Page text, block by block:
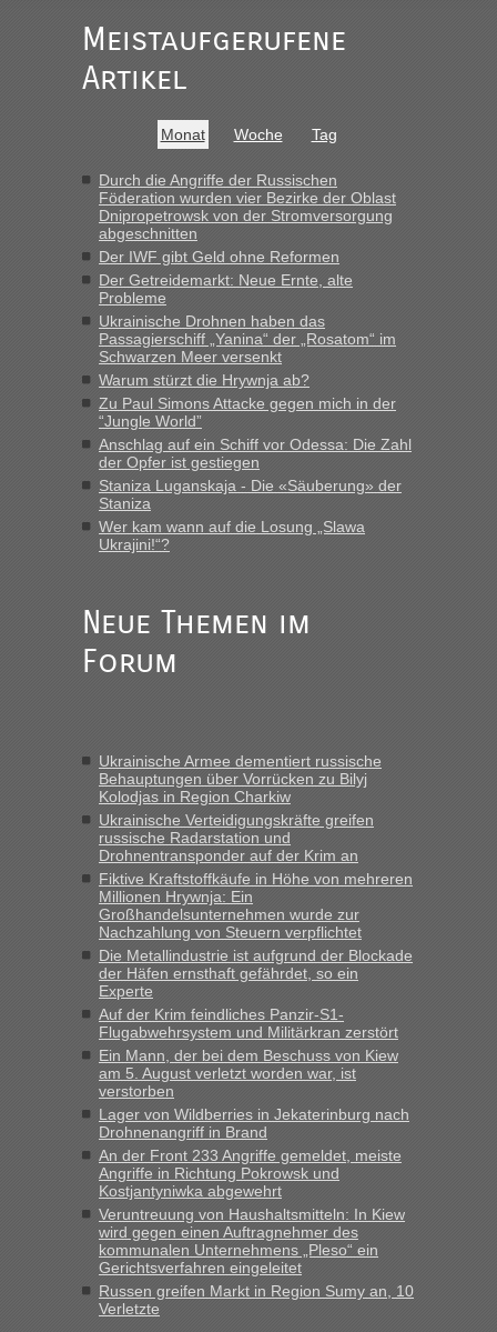
Ist korrekt, aber ich finde man hätte trotzdem im Text gleich
darauf hinweisen können.
War aber nicht "böse" gemeint ...
buchbar - warum auch immer ...
Hab´s versucht - bekomme aber immer angezeigt "auf dieser
Strecke fahren wir nicht"
MHG1023 inBerichte und Reisetipps • Re: Mit dem Zug in
die Ukraine
„Man sollte aber explizit dazu schreiben, daß es ein Zug von
LeoExpress ist - und nur auf deren Webseite kann man die
Fahrkarten kaufen. Zumindest ist es die erste Umsteigefreie
Verbindung von Deutschland...“
Recht, Visa und Dokumente • Re: Deklaration
gebrauchter Kleidung beim Zoll
„Vielen Dank, mit einem Briefchen meiner Frau im Gepäck
gab es keine Probleme“
fast 11 Milliarden aufgedeckt
„Am besten wäre natürlich, wenn die Frau mit dabei ist.
Alleinreisende Männer stehen schließlich immer unter
Milliarden aufgedeckt
„Kein Zoll. Du musst an sich nur sagen dass das privat ist
und du nicht damit handeln willst. So lange das nicht
Originalverpackt ist und ersichlich das nicht neu sollte es
keine Probleme geben“
Recht, Visa und Dokumente • Deklaration
gebrauchter Kleidung beim Zoll
„Hallo Leute, ich weiß nicht, ob ich hier richtig bin mit meiner
Anfrage. Ich möchte 4 Umzugskartons mit gebrauchter
Straßen Kleidung bei der Einreise in die Ukraine
mitnehmen. Es ist gebrauchte Kleidung...“
Berichte und Reisetipps • Re: An welchem
Grenzübergang zwischen Polen und der Ukraine geht es am
schnellsten?
„Wir sind mit unserem Wohnmobil, wie geplant am Montag
15.6. in Krakovets rüber. Sehr zeitig los gegen 5 Uhr in der
Früh. Mit sehr sehr wenig Verkehr, super bis zur Grenze. Nur
8 PKW vor der Schranke....“
Berichte und Reisetipps • Re: An welchem
Grenzübergang zwischen Polen und der Ukraine geht es am
schnellsten?
„Gestern 6 Stunden warten vor der Grenze Richtung Polen
Meistaufgerufene
Artikel
Monat Woche Tag
Durch die Angriffe der Russischen
Föderation wurden vier Bezirke der Oblast
Dnipropetrowsk von der Stromversorgung
abgeschnitten
Der IWF gibt Geld ohne Reformen
Der Getreidemarkt: Neue Ernte, alte
Probleme
Ukrainische Drohnen haben das
Passagierschiff „Yanina“ der „Rosatom“ im
Schwarzen Meer versenkt
Warum stürzt die Hrywnja ab?
Zu Paul Simons Attacke gegen mich in der
“Jungle World”
Anschlag auf ein Schiff vor Odessa: Die Zahl
der Opfer ist gestiegen
Staniza Luganskaja - Die «Säuberung» der
Staniza
Wer kam wann auf die Losung „Slawa
Ukrajini!“?
Neue Themen im
Forum
Ukrainische Armee dementiert russische
Behauptungen über Vorrücken zu Bilyj
Kolodjas in Region Charkiw
Ukrainische Verteidigungskräfte greifen
russische Radarstation und
Drohnentransponder auf der Krim an
Fiktive Kraftstoffkäufe in Höhe von mehreren
Millionen Hrywnja: Ein
Großhandelsunternehmen wurde zur
Nachzahlung von Steuern verpflichtet
Die Metallindustrie ist aufgrund der Blockade
der Häfen ernsthaft gefährdet, so ein
Experte
Auf der Krim feindliches Panzir-S1-
Flugabwehrsystem und Militärkran zerstört
Ein Mann, der bei dem Beschuss von Kiew
am 5. August verletzt worden war, ist
verstorben
Lager von Wildberries in Jekaterinburg nach
Drohnenangriff in Brand
An der Front 233 Angriffe gemeldet, meiste
Angriffe in Richtung Pokrowsk und
Kostjantyniwka abgewehrt
Veruntreuung von Haushaltsmitteln: In Kiew
wird gegen einen Auftragnehmer des
kommunalen Unternehmens „Pleso“ ein
Gerichtsverfahren eingeleitet
Russen greifen Markt in Region Sumy an, 10
Verletzte